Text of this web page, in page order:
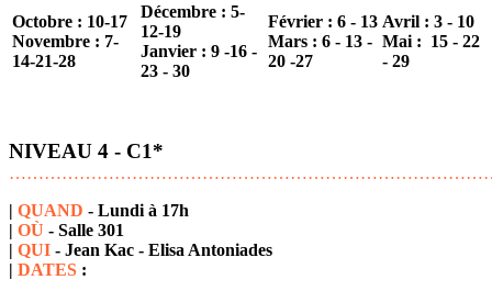
Octobre : 10-17
Novembre : 7-
14-21-28
Décembre : 5-
12-19
Janvier : 9 -16 -
23 - 30
Février : 6 - 13
Mars : 6 - 13 -
20 -27
Avril : 3 - 10
Mai : 15 - 22
- 29
NIVEAU 4 - C1*
| QUAND - Lundi à 17h
| OÙ - Salle 301
| QUI - Jean Kac - Elisa Antoniades
| DATES :